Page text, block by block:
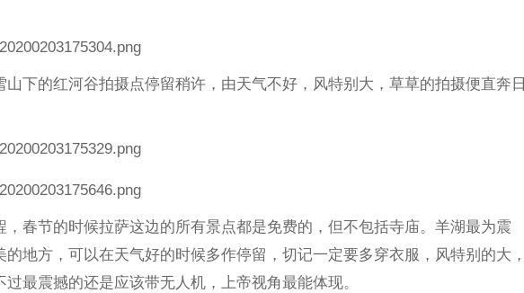
山下的红河谷拍摄点停留稍许，由天气不好，风特别大，草草的拍摄便直奔日
，春节的时候拉萨这边的所有景点都是免费的，但不包括寺庙。羊湖最为震
的地方，可以在天气好的时候多作停留，切记一定要多穿衣服，风特别的大，
过最震撼的还是应该带无人机，上帝视角最能体现。